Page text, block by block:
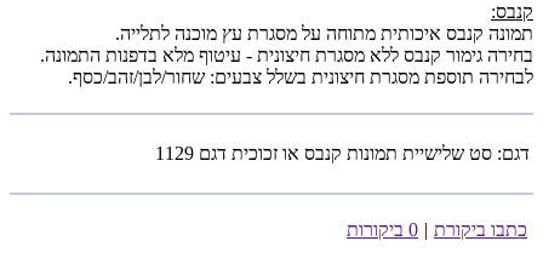
קנבס:
תמונה קנבס איכותית מתוחה על מסגרת עץ מוכנה לתלייה.
בחירה גימור קנבס ללא מסגרת חיצונית - עיטוף מלא בדפנות התמונה.
לבחירה תוספת מסגרת חיצונית בשלל צבעים: שחור/לבן/זהב/כסף.
דגם: סט שלישיית תמונות קנבס או זכוכית דגם 1129
כתבו ביקורת | 0 ביקורות